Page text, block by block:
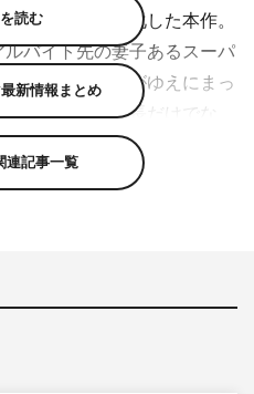
』を初ドラマ化した本作。
バイト先の妻子あるスーパ
、純粋すぎるがゆえにまっ
えていき…。店長だけでな
、徐々にこの家族へと寄
んでいく、かつてない“パ
なっただけでなく、那須川
読む
新情報まとめ
連記事一覧